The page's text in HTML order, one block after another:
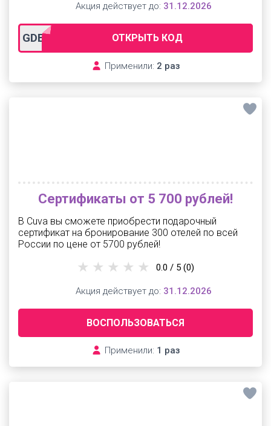
GDECUVA ОТКРЫТЬ КОД
Применили: 2 раз
Акция действует до: 31.12.2026
Сертификаты от 5 700 рублей!
В Cuva вы сможете приобрести подарочный
сертификат на бронирование 300 отелей по всей
России по цене от 5700 рублей!
ВОСПОЛЬЗОВАТЬСЯ
Применили: 1 раз
0.0 / 5 (0)
Акция действует до: 31.12.2026